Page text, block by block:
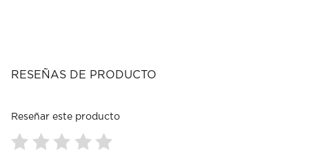
RESEÑAS DE PRODUCTO
Reseñar este producto